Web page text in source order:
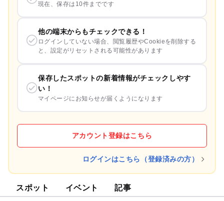
現在、保存は10件までです
他の端末からもチェックできる！
ログインしていない場合、閲覧履歴やCookieを削除する
と、設定がリセットされる可能性があります
保存したスポットの新着情報がチェックしやす
い！
マイページにお知らせが届くようになります
アカウント登録はこちら
ログインはこちら（登録済みの方）
スポット イベント 記事